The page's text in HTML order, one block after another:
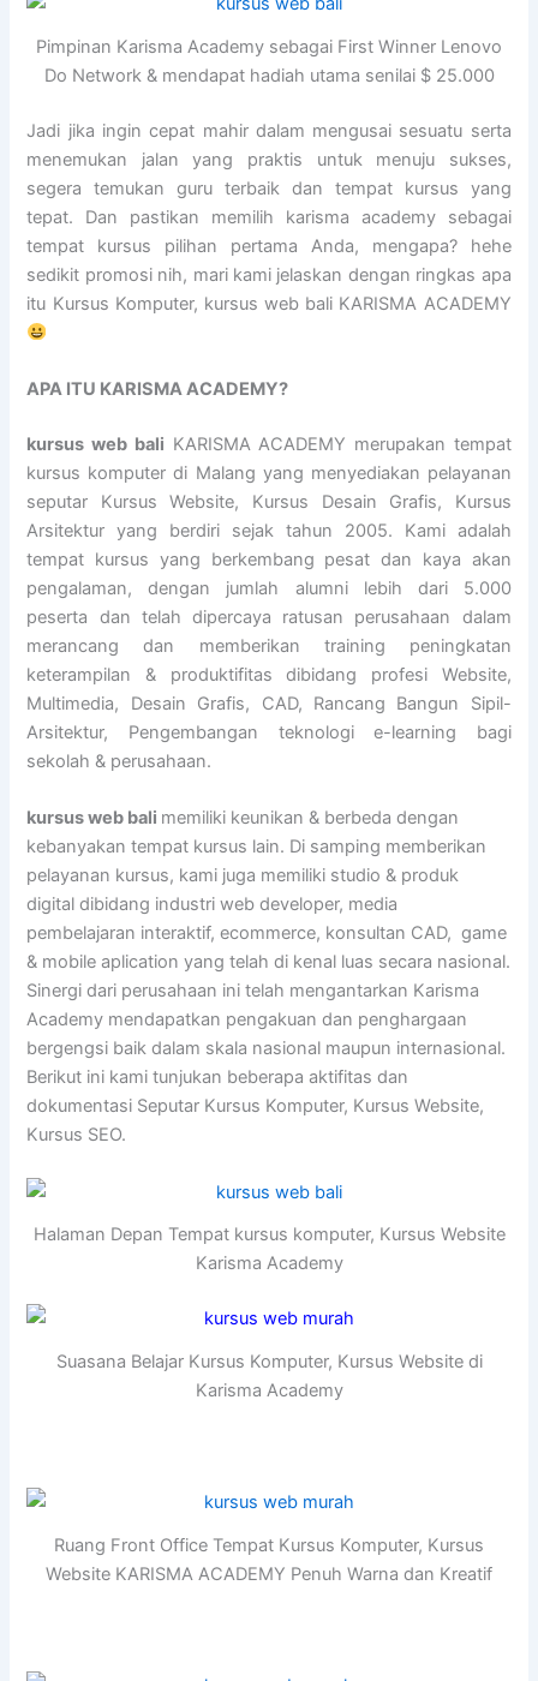
Pimpinan Karisma Academy sebagai First Winner Lenovo
Do Network & mendapat hadiah utama senilai $ 25.000
Jadi jika ingin cepat mahir dalam mengusai sesuatu serta
menemukan jalan yang praktis untuk menuju sukses,
segera temukan guru terbaik dan tempat kursus yang
tepat. Dan pastikan memilih karisma academy sebagai
tempat kursus pilihan pertama Anda, mengapa? hehe
sedikit promosi nih, mari kami jelaskan dengan ringkas apa
itu Kursus Komputer, kursus web bali KARISMA ACADEMY
APA ITU KARISMA ACADEMY?
kursus web bali KARISMA ACADEMY merupakan tempat
kursus komputer di Malang yang menyediakan pelayanan
seputar Kursus Website, Kursus Desain Grafis, Kursus
Arsitektur yang berdiri sejak tahun 2005. Kami adalah
tempat kursus yang berkembang pesat dan kaya akan
pengalaman, dengan jumlah alumni lebih dari 5.000
peserta dan telah dipercaya ratusan perusahaan dalam
merancang dan memberikan training peningkatan
keterampilan & produktifitas dibidang profesi Website,
Multimedia, Desain Grafis, CAD, Rancang Bangun Sipil-
Arsitektur, Pengembangan teknologi e-learning bagi
sekolah & perusahaan.
kursus web bali memiliki keunikan & berbeda dengan
kebanyakan tempat kursus lain. Di samping memberikan
pelayanan kursus, kami juga memiliki studio & produk
digital dibidang industri web developer, media
pembelajaran interaktif, ecommerce, konsultan CAD, game
& mobile aplication yang telah di kenal luas secara nasional.
Sinergi dari perusahaan ini telah mengantarkan Karisma
Academy mendapatkan pengakuan dan penghargaan
bergengsi baik dalam skala nasional maupun internasional.
Berikut ini kami tunjukan beberapa aktifitas dan
dokumentasi Seputar Kursus Komputer, Kursus Website,
Kursus SEO.
Halaman Depan Tempat kursus komputer, Kursus Website
Karisma Academy
Suasana Belajar Kursus Komputer, Kursus Website di
Karisma Academy
Ruang Front Office Tempat Kursus Komputer, Kursus
Website KARISMA ACADEMY Penuh Warna dan Kreatif